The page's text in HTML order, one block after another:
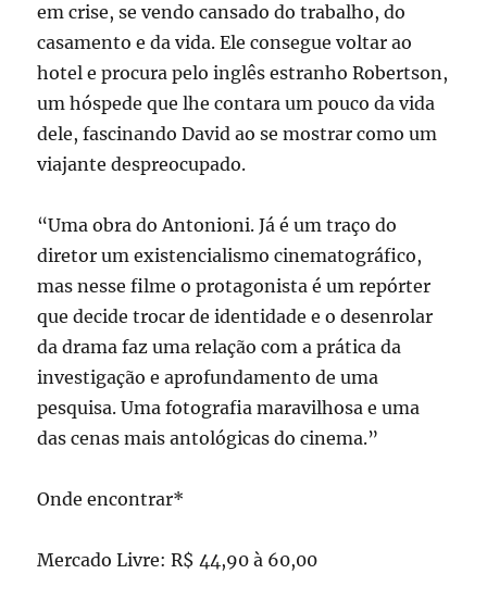
em crise, se vendo cansado do trabalho, do
casamento e da vida. Ele consegue voltar ao
hotel e procura pelo inglês estranho Robertson,
um hóspede que lhe contara um pouco da vida
dele, fascinando David ao se mostrar como um
viajante despreocupado.
“Uma obra do Antonioni. Já é um traço do
diretor um existencialismo cinematográfico,
mas nesse filme o protagonista é um repórter
que decide trocar de identidade e o desenrolar
da drama faz uma relação com a prática da
investigação e aprofundamento de uma
pesquisa. Uma fotografia maravilhosa e uma
das cenas mais antológicas do cinema.”
Onde encontrar*
Mercado Livre: R$ 44,90 à 60,00